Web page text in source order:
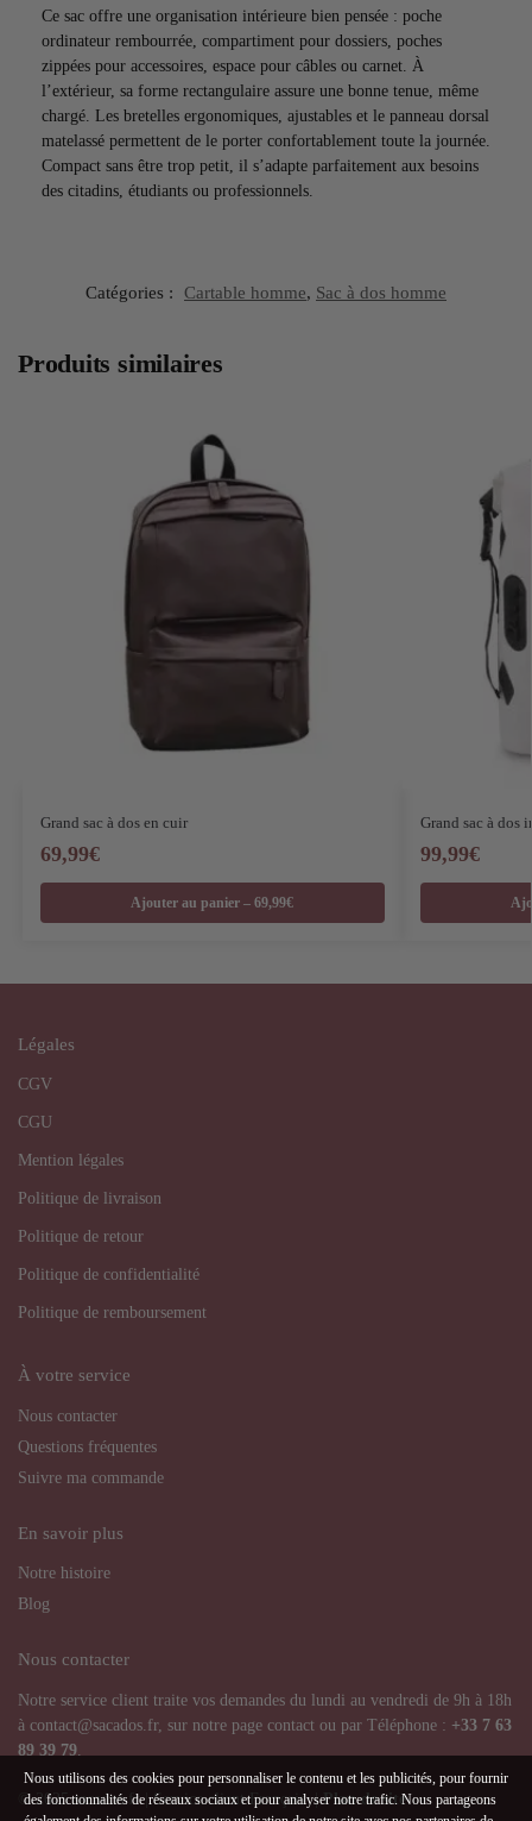
Ce sac offre une organisation intérieure bien pensée : poche
ordinateur rembourrée, compartiment pour dossiers, poches
zippées pour accessoires, espace pour câbles ou carnet. À
l’extérieur, sa forme rectangulaire assure une bonne tenue, même
chargé. Les bretelles ergonomiques, ajustables et le panneau dorsal
matelassé permettent de le porter confortablement toute la journée.
Compact sans être trop petit, il s’adapte parfaitement aux besoins
des citadins, étudiants ou professionnels.
Catégories : Cartable homme, Sac à dos homme
Produits similaires
Grand sac à dos en cuir
69,99€
Ajouter au panier – 69,99€
Grand sac à dos
99,99€
Légales
CGV
CGU
Mention légales
Politique de livraison
Politique de retour
Politique de confidentialité
Politique de remboursement
À votre service
Nous contacter
Questions fréquentes
Suivre ma commande
En savoir plus
Notre histoire
Blog
Nous contacter
Notre service client traite vos demandes du lundi au vendredi de 9h à 18h
à contact@sacados.fr, sur notre page contact ou par Téléphone : +33 7 63
89 39 79
© 2025 sacados.fr | Service client Français |Plan de site
Nous utilisons des cookies pour personnaliser le contenu et les publicités, pour fournir
des fonctionnalités de réseaux sociaux et pour analyser notre trafic. Nous partageons